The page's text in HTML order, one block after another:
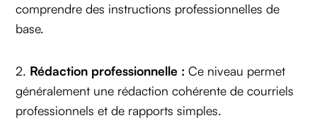
comprendre des instructions professionnelles de
base.
2. Rédaction professionnelle : Ce niveau permet
généralement une rédaction cohérente de courriels
professionnels et de rapports simples.